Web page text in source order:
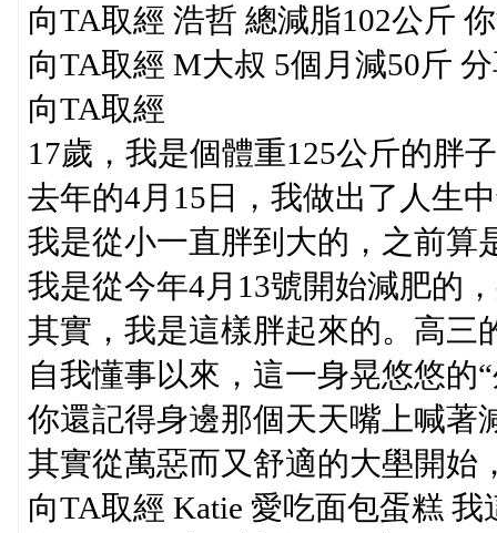
向TA取經 浩哲 總減脂102公斤
向TA取經 M大叔 5個月減50斤
向TA取經
17歲，我是個體重125公斤的胖
去年的4月15日，我做出了人生
我是從小一直胖到大的，之前算
我是從今年4月13號開始減肥的
其實，我是這樣胖起來的。高三
自我懂事以來，這一身晃悠悠的
你還記得身邊那個天天嘴上喊著
其實從萬惡而又舒適的大壆開始
向TA取經 Katie 愛吃面包蛋糕 我